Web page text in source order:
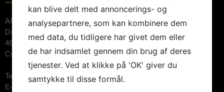
ARTE Booking ApS
Dalvej 11
4690 Haslev
Cvr.nr: 26744520
Telefon:3848 1400 (09.00-15.00)
E-mail:
kan blive delt med annoncerings- og
analysepartnere, som kan kombinere dem
med data, du tidligere har givet dem eller
de har indsamlet gennem din brug af deres
tjenester. Ved at klikke på 'OK' giver du
samtykke til disse formål.